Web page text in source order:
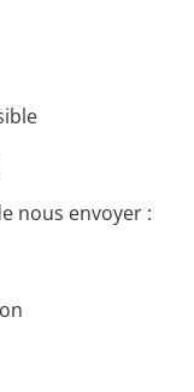
nous envoyer :